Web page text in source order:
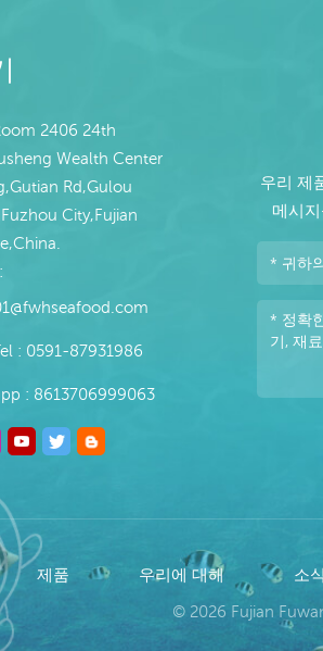
2406 24th
Wealth Center
Rd,Gulou
City,Fujian
: 0591-87931986
: 8613706999063
우리 제
메시
제품 우리에 대해 소식
© 2026 Fujian